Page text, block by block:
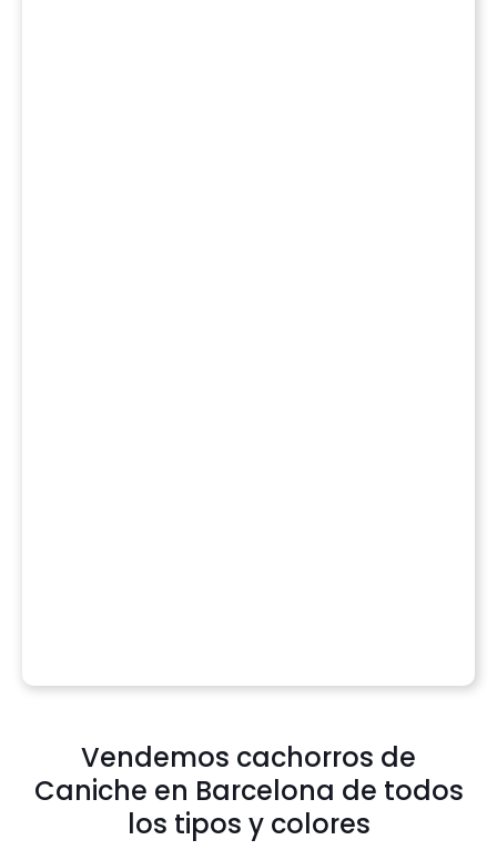
Vendemos cachorros de
Caniche en Barcelona de todos
los tipos y colores